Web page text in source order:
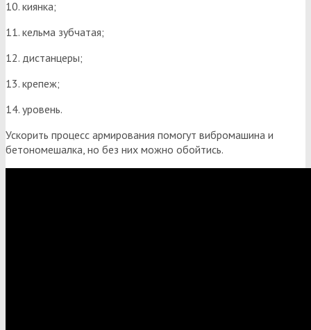
10. киянка;
11. кельма зубчатая;
12. дистанцеры;
13. крепеж;
14. уровень.
Ускорить процесс армирования помогут вибромашина и
бетономешалка, но без них можно обойтись.